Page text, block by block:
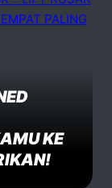
KE